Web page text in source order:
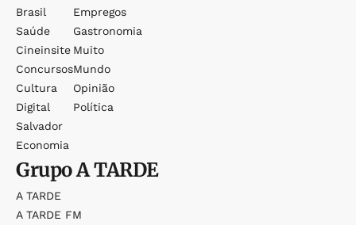
Brasil
Saúde
Cineinsite
Concursos
Cultura
Digital
Salvador
Economia
Empregos
Gastronomia
Muito
Mundo
Opinião
Política
GrupoA TARDE
A TARDE
A TARDE FM